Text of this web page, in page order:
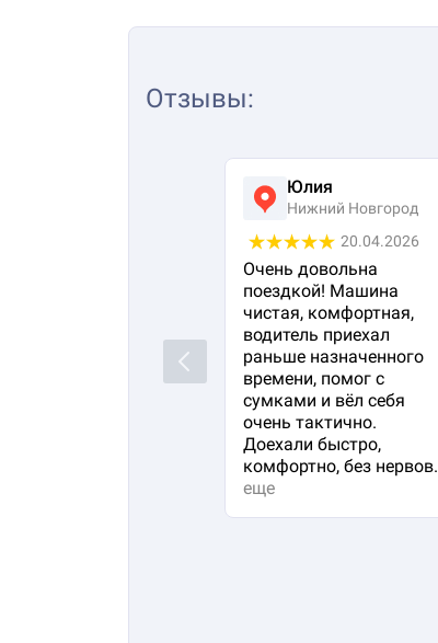
Отзывы:
Previous
Юлия
Нижний Новгород
20.04.2026
Очень довольна
поездкой! Машина
чистая, комфортная,
водитель приехал
раньше назначенного
времени, помог с
сумками и вёл себя
очень тактично.
Доехали быстро,
комфортно, без нервов.
еще